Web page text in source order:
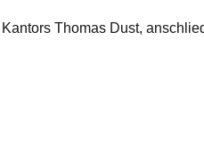
Thomas Dust,